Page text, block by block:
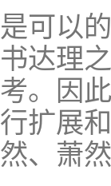
是可以
书达理
考。因
行扩展
然、萧